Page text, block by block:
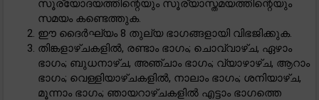
സൂര്യോദയത്തിന്റെയും സൂര്യാസ്തമയത്തിന്റെയും
സമയം കണ്ടെത്തുക.
ഈ ദൈർഘ്യം 8 തുല്യ ഭാഗങ്ങളായി വിഭജിക്കുക.
തിങ്കളാഴ്ചകളിൽ, രണ്ടാം ഭാഗം; ചൊവ്വാഴ്ച, ഏഴാം
ഭാഗം; ബുധനാഴ്ച, അഞ്ചാം ഭാഗം; വ്യാഴാഴ്ച, ആറാം
ഭാഗം; വെള്ളിയാഴ്ചകളിൽ, നാലാം ഭാഗം; ശനിയാഴ്ച,
മൂന്നാം ഭാഗം; ഞായറാഴ്ചകളിൽ എട്ടാം ഭാഗത്തെ